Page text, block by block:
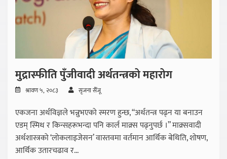
मुद्रास्फीति पुँजीवादी अर्थतन्त्रको महारोग
श्रावण ५, २०८३ सृजना सैँजू
एकजना अर्थविज्ञले भन्नुभएको स्मरण हुन्छ, “अर्थतन्त्र पढ्न या बनाउन
एडम् स्मिथ र किन्सहरूभन्दा पनि कार्ल माक्र्स पढ्नुपर्छ ।” माक्र्सवादी
अर्थशास्त्रको ‘लोकलाइजेसन’ वास्तवमा वर्तमान आर्थिक बेथिति, शोषण,
आर्थिक उतारचढाव र...